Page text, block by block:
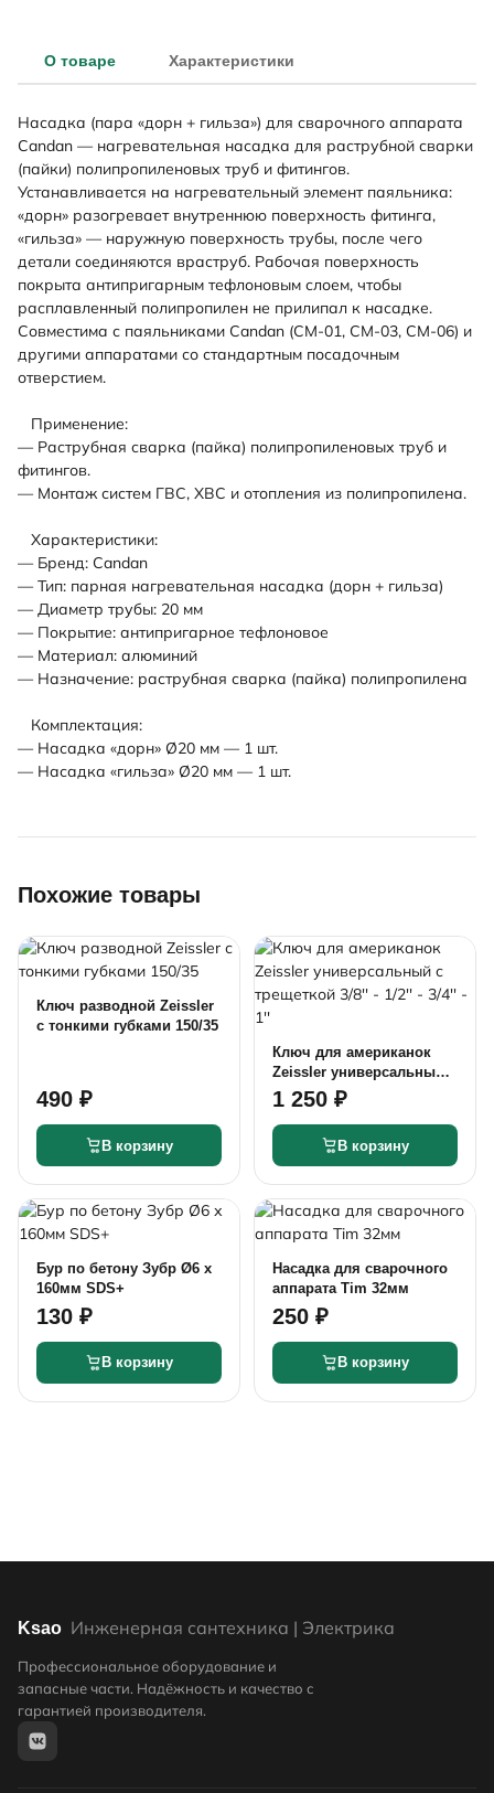
О товаре Характеристики
Насадка (пара «дорн + гильза») для сварочного аппарата
Candan — нагревательная насадка для раструбной сварки
(пайки) полипропиленовых труб и фитингов.
Устанавливается на нагревательный элемент паяльника:
«дорн» разогревает внутреннюю поверхность фитинга,
«гильза» — наружную поверхность трубы, после чего
детали соединяются враструб. Рабочая поверхность
покрыта антипригарным тефлоновым слоем, чтобы
расплавленный полипропилен не прилипал к насадке.
Совместима с паяльниками Candan (CM-01, CM-03, CM-06) и
другими аппаратами со стандартным посадочным
отверстием.
Применение:
— Раструбная сварка (пайка) полипропиленовых труб и
фитингов.
— Монтаж систем ГВС, ХВС и отопления из полипропилена.
Характеристики:
— Бренд: Candan
— Тип: парная нагревательная насадка (дорн + гильза)
— Диаметр трубы: 20 мм
— Покрытие: антипригарное тефлоновое
— Материал: алюминий
— Назначение: раструбная сварка (пайка) полипропилена
Комплектация:
— Насадка «дорн» Ø20 мм — 1 шт.
— Насадка «гильза» Ø20 мм — 1 шт.
Похожие товары
Ключ разводной Zeissler
с тонкими губками 150/35
490 ₽
В корзину
Ключ для американок
Zeissler универсальный с
трещеткой 3/8'' - 1/2'' - 3/4''
- 1''
1 250 ₽
В корзину
Бур по бетону Зубр Ø6 х
160мм SDS+
130 ₽
В корзину
Насадка для сварочного
аппарата Tim 32мм
250 ₽
В корзину
Ksao Инженерная сантехника | Электрика
Профессиональное оборудование и
запасные части. Надёжность и качество с
гарантией производителя.